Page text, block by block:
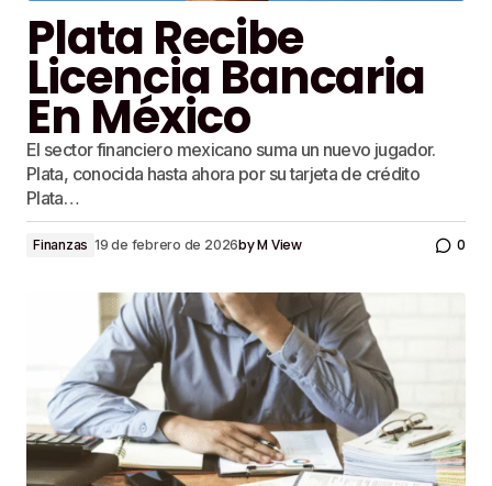
Plata Recibe
Licencia Bancaria
En México
El sector financiero mexicano suma un nuevo jugador.
Plata, conocida hasta ahora por su tarjeta de crédito
Plata…
Finanzas 19 de febrero de 2026byM View 0